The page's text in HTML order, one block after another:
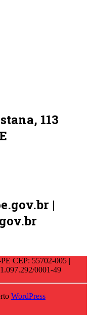
113
|
CEP: 55702-005 |
0001-49
WordPress